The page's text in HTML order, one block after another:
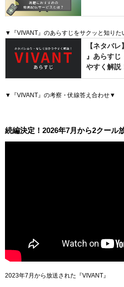
▼『VIVANT』のあらすじをサクッと知り
【ネタバ
』あらすじ
やすく解説
▼『VIVANT』の考察・伏線答え合わせ▼
続編決定！2026年7月から2クール
2023年7月から放送された『VIVANT』